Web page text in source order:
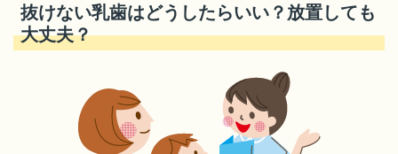
抜けない乳歯はどうしたらいい？放置しても
大丈夫？